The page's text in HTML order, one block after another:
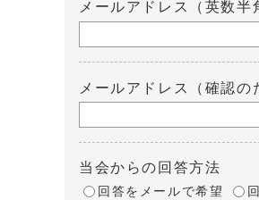
メールアドレス（英数半
メールアドレス（確認の
当会からの回答方法
回答をメールで希望